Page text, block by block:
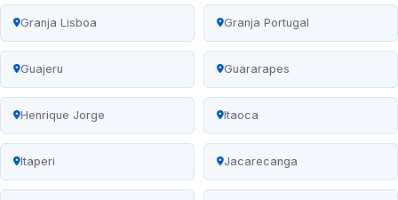
Granja Lisboa Granja Portugal
Guajeru Guararapes
Henrique Jorge Itaoca
Itaperi Jacarecanga